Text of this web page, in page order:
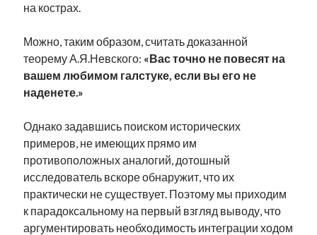
Михаил Стальнухин:
Отзывы и предложения по блогу:
на кострах.
Можно, таким образом, считать доказанной
теорему А.Я.Невского: «Вас точно не повесят на
вашем любимом галстуке, если вы его не
наденете.»
Однако задавшись поиском исторических
примеров, не имеющих прямо им
противоположных аналогий, дотошный
исследователь вскоре обнаружит, что их
практически не существует. Поэтому мы приходим
к парадоксальному на первый взгляд выводу, что
аргументировать необходимость интеграции ходом